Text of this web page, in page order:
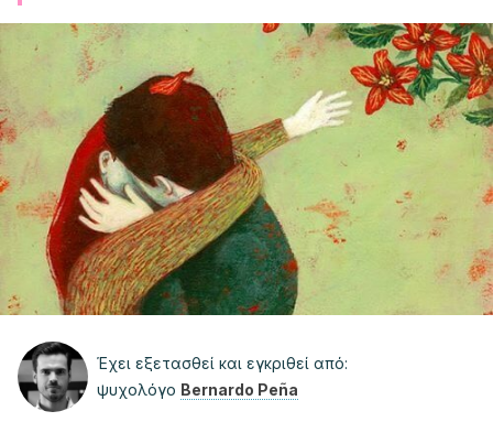
Έχει εξετασθεί και εγκριθεί από:
ψυχολόγο Bernardo Peña